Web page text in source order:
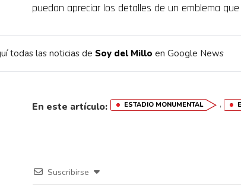
puedan apreciar los detalles de un emblema
todas las noticias de Soy del Millo en Google News
En este artículo: ESTADIO MONUMENTAL ,
Suscribirse